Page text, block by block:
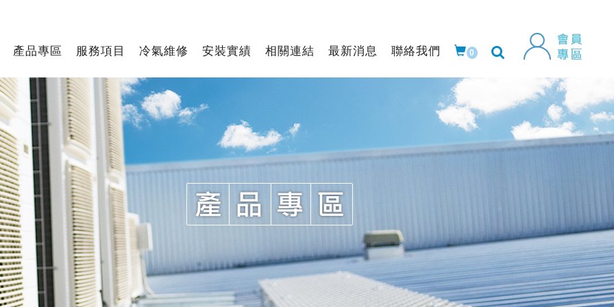
產品專區 服務項目 冷氣維修 安裝實績 相關連結 最新消息 聯絡我們 0